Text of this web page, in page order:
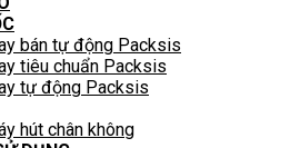
bán tự động Packsis
tiêu chuẩn Packsis
tự động Packsis
hút chân không